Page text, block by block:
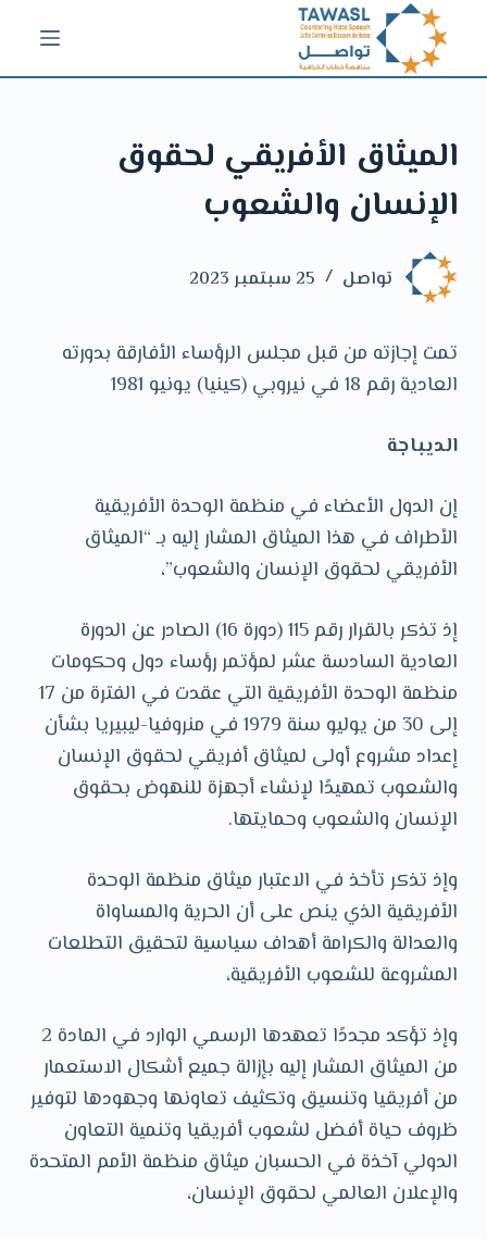
الميثاق الأفريقي لحقوق
الإنسان والشعوب
تواصل 25 سبتمبر 2023
تمت إجازته من قبل مجلس الرؤساء الأفارقة بدورته
العادية رقم 18 في نيروبي (كينيا) يونيو 1981
الديباجة
إن الدول الأعضاء في منظمة الوحدة الأفريقية
الأطراف في هذا الميثاق المشار إليه بـ “الميثاق
الأفريقي لحقوق الإنسان والشعوب”،
إذ تذكر بالقرار رقم 115 (دورة 16) الصادر عن الدورة
العادية السادسة عشر لمؤتمر رؤساء دول وحكومات
منظمة الوحدة الأفريقية التي عقدت في الفترة من 17
إلى 30 من يوليو سنة 1979 في منروفيا-ليبيريا بشأن
إعداد مشروع أولى لميثاق أفريقي لحقوق الإنسان
والشعوب تمهيدًا لإنشاء أجهزة للنهوض بحقوق
الإنسان والشعوب وحمايتها.
وإذ تذكر تأخذ في الاعتبار ميثاق منظمة الوحدة
الأفريقية الذي ينص على أن الحرية والمساواة
والعدالة والكرامة أهداف سياسية لتحقيق التطلعات
المشروعة للشعوب الأفريقية،
وإذ تؤكد مجددًا تعهدها الرسمي الوارد في المادة 2
من الميثاق المشار إليه بإزالة جميع أشكال الاستعمار
من أفريقيا وتنسيق وتكثيف تعاونها وجهودها لتوفير
ظروف حياة أفضل لشعوب أفريقيا وتنمية التعاون
الدولي آخذة في الحسبان ميثاق منظمة الأمم المتحدة
والإعلان العالمي لحقوق الإنسان،